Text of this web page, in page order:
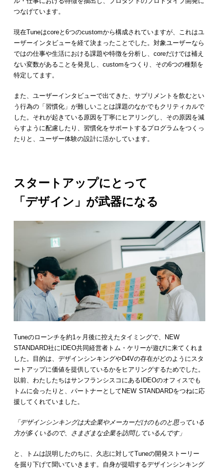
つなげています。
現在Tuneはcoreと6つのcustomから構成されていますが、これはユ
ーザーインタビューを経て決まったことでした。対象ユーザーなら
ではの仕事や生活における課題や特徴を分析し、coreだけでは補え
ない変数があることを発見し、customをつくり、その6つの種類を
特定してます。
また、ユーザーインタビューで出てきた、サプリメントを飲むとい
う行為の「習慣化」が難しいことは課題のなかでもクリティカルで
した。それが起きている原因を丁寧にヒアリングし、その原因を減
らすように配慮したり、習慣化をサポートするプログラムをつくっ
たりと、ユーザー体験の設計に活かしています。
スタートアップにとって
「デザイン」が武器になる
Tuneのローンチを約1ヶ月後に控えたタイミングで、NEW
STANDARD社にIDEO共同経営者トム・ケリーが遊びに来てくれま
した。目的は、デザインシンキングやD4Vの存在がどのようにスタ
ートアップに価値を提供しているかをヒアリングするためでした。
以前、わたしたちはサンフランシスコにあるIDEOのオフィスでも
トムに会ったりと、パートナーとしてNEW STANDARDをつねに応
援してくれていました。
「デザインシンキングは大企業やメーカーだけのものと思っている
方が多くいるので、さまざまな企業を訪問しているんです」
と、トムは説明したのちに、久志に対してTuneの開発ストーリー
を掘り下げて聞いていきます。自身が提唱するデザインシンキング